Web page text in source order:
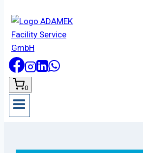
0